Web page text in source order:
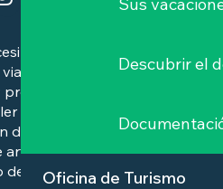
Descubrir el
Oficina de Turismo
de negocios
de salas
de prensa
arte e historia
de calidad™.